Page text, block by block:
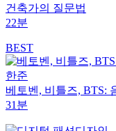
건축가의 질문법
22분
BEST
한준
베토벤, 비틀즈, BTS:
31분